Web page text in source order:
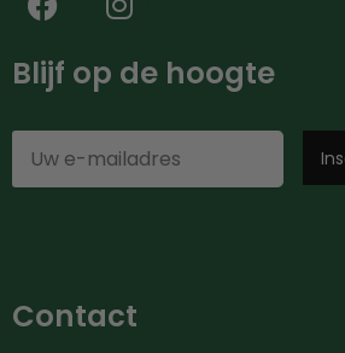
Blijf op de hoogte
Contact